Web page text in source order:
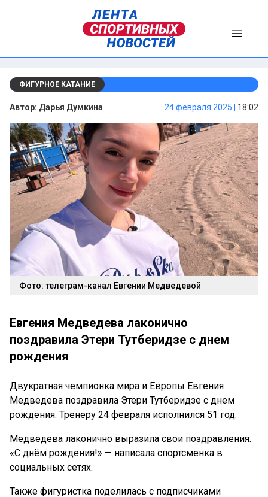
ФИГУРНОЕ КАТАНИЕ
Автор: Дарья Думкина 24 февраля 2025 | 18:02
Фото: телеграм-канал Евгении Медведевой
Евгения Медведева лаконично
поздравила Этери Тутберидзе с днем
рождения
Двукратная чемпионка мира и Европы Евгения
Медведева поздравила Этери Тутберидзе с днем
рождения. Тренеру 24 февраля исполнился 51 год.
Медведева лаконично выразила свои поздравления.
«С днём рождения!» — написала спортсменка в
социальных сетях.
Также фигуристка поделилась с подписчиками